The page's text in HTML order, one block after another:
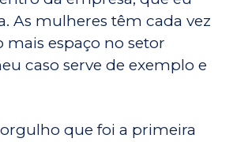
As mulheres têm cada vez
mais espaço no setor
caso serve de exemplo e
que foi a primeira